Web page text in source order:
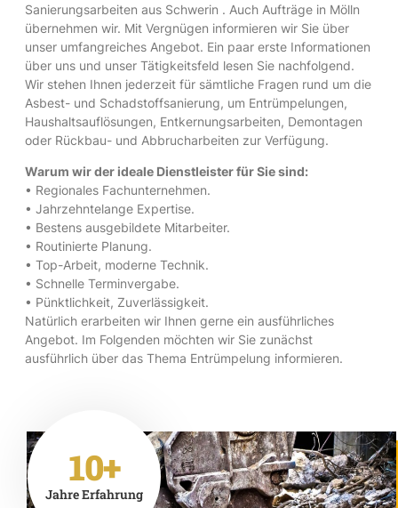
Sanierungsarbeiten aus Schwerin . Auch Aufträge in Mölln
übernehmen wir. Mit Vergnügen informieren wir Sie über
unser umfangreiches Angebot. Ein paar erste Informationen
über uns und unser Tätigkeitsfeld lesen Sie nachfolgend.
Wir stehen Ihnen jederzeit für sämtliche Fragen rund um die
Asbest- und Schadstoffsanierung, um Entrümpelungen,
Haushaltsauflösungen, Entkernungsarbeiten, Demontagen
oder Rückbau- und Abbrucharbeiten zur Verfügung.
Warum wir der ideale Dienstleister für Sie sind:
• Regionales Fachunternehmen.
• Jahrzehntelange Expertise.
• Bestens ausgebildete Mitarbeiter.
• Routinierte Planung.
• Top-Arbeit, moderne Technik.
• Schnelle Terminvergabe.
• Pünktlichkeit, Zuverlässigkeit.
Natürlich erarbeiten wir Ihnen gerne ein ausführliches
Angebot. Im Folgenden möchten wir Sie zunächst
ausführlich über das Thema Entrümpelung informieren.
10+
Jahre Erfahrung